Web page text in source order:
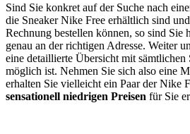
Sind Sie konkret auf der Suche nach
die Sneaker Nike Free erhältlich sind
Rechnung bestellen können, so sind Sie
genau an der richtigen Adresse. Weiter
eine detaillierte Übersicht mit sämtlichen
möglich ist. Nehmen Sie sich also eine
erhalten Sie vielleicht ein Paar der Nike
sensationell niedrigen Preisen für Sie